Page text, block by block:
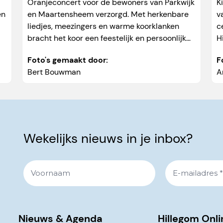
Oranjeconcert voor de bewoners van Parkwijk
en Maartensheem verzorgd. Met herkenbare
liedjes, meezingers en warme koorklanken
bracht het koor een feestelijk en persoonlijk
volop konden meegenieten...
Foto's gemaakt door:
Bert Bouwman
Wekelijks nieuws in je inbox?
Nieuws & Agenda Hillegom